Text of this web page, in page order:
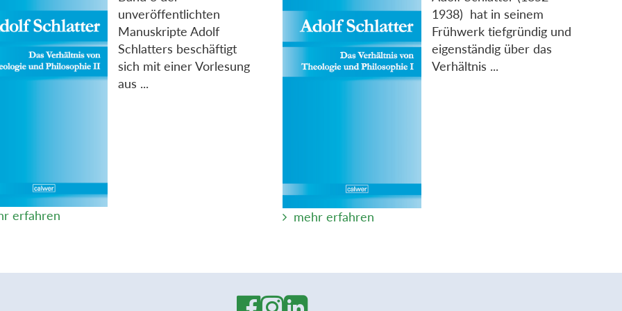
unveröffentlichten
Manuskripte Adolf
Schlatters beschäftigt
sich mit einer Vorlesung
aus ...
erfahren
1938) hat in seinem
Frühwerk tiefgründig und
eigenständig über das
Verhältnis ...
mehr erfahren